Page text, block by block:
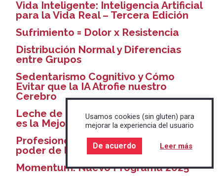
Vida Inteligente: Inteligencia Artificial
para la Vida Real – Tercera Edición
Sufrimiento = Dolor x Resistencia
Distribución Normal y Diferencias
entre Grupos
Sedentarismo Cognitivo y Cómo
Evitar que la IA Atrofie nuestro
Cerebro
Leche de Cabra, Oveja o Vaca ¿Cuál
es la Mejor?
Profesiones con menos Alzheimer y el
poder de la Orientación
Momentum: Nuevo Programa 2025
Usamos cookies (sin gluten) para
mejorar la experiencia del usuario
De acuerdo Leer más